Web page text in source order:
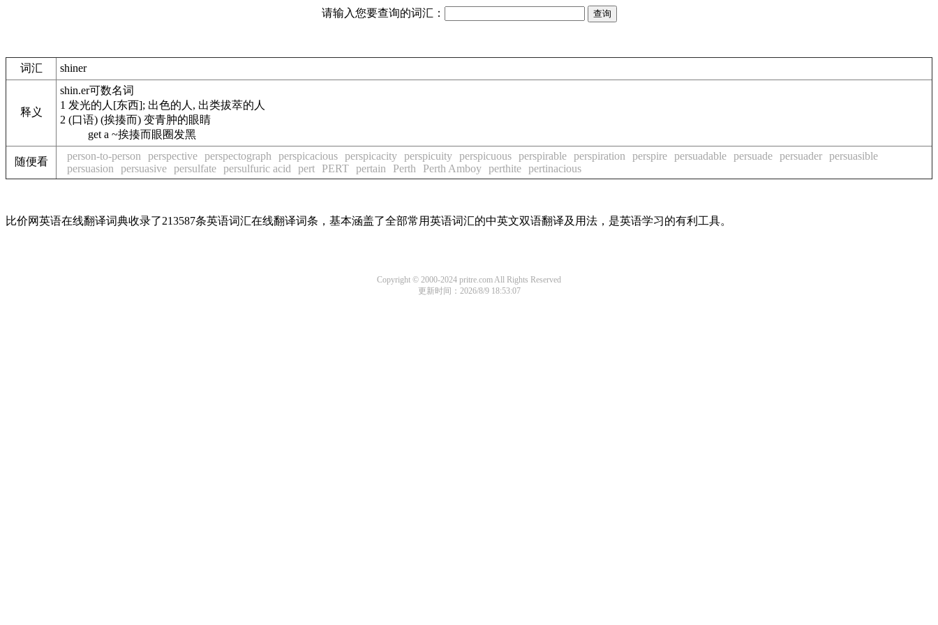
请输入您要查询的词汇：
词汇 shiner
释义
shin.er可数名词
1 发光的人[东西]; 出色的人, 出类拔萃的人
2 (口语) (挨揍而) 变青肿的眼睛
get a ~挨揍而眼圈发黑
随便看 person-to-person perspective perspectograph perspicacious perspicacity perspicuity perspicuous perspirable perspiration perspire persuadable persuade persuader persuasible
persuasion
persuasive persulfate persulfuric acid pert PERT pertain Perth Perth Amboy perthite pertinacious
比价网英语在线翻译词典收录了213587条英语词汇在线翻译词条，基本涵盖了全部常用英语词汇的中英文双语翻译及用法，是英语学习的有利工具。
Copyright © 2000-2024 pritre.com All Rights Reserved
更新时间：2026/8/9 18:53:07